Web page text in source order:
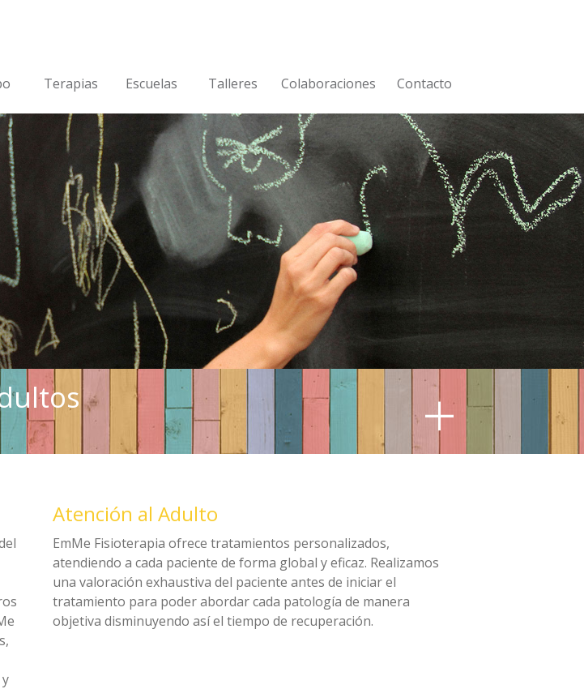
Terapias Escuelas Talleres Colaboraciones Contacto
+
Atención al Adulto
EmMe Fisioterapia ofrece tratamientos personalizados,
atendiendo a cada paciente de forma global y eficaz. Realizamos
una valoración exhaustiva del paciente antes de iniciar el
tratamiento para poder abordar cada patología de manera
objetiva disminuyendo así el tiempo de recuperación.